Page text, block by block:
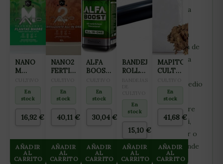
Aire acondicionado Skyluxe 4500 frigorías: -Lleva la
tecnología «DC Inverter» para mayor ahorro
energético. -Incluye bomba de calor de 5,1 kW para
calefacción hasta 8 grados. También incluye función de
auto-limpieza para mayor comodidad. -Incorpora la
función «I feel» con ajuste automático de la
temperatura. -Utiliza el gas R32, amigable con el medio
ambiente. -El modo noche silencioso permite
descansar cómodamente sin escuchar sonido del aire
acondicionado. -Permite control remoto por Wi-Fi,
opcional. En definitiva, está diseñado para aumentar o
disminuir rápidamente la temperatura del lugar donde
esté instalado con un bajo consumo de energía y
NANO
M
ALL IN
ONE
CULTIVO
DE
2L
En
stock
16,92 €
AÑADIR
AL
CARRITO
NANO2
FERTILIZANTE
ONE
(FLORACIÓN
FINALIZACIÓN)
10L
En
stock
40,11 €
AÑADIR
AL
CARRITO
ALFA
BOOST
En
stock
30,04€
AÑADIR
AL
CARRITO
BANDEJA
ROLL
En
stock
15,10 €
AÑADIR
AL
CARRITO
MAPITO
CULTIWOOL
En
stock
41,68€
AÑADIR
AL
CARRITO